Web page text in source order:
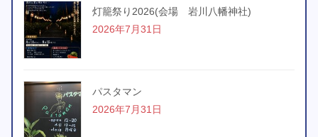
灯籠祭り2026(会場 岩川八幡神社)
2026年7月31日
パスタマン
2026年7月31日